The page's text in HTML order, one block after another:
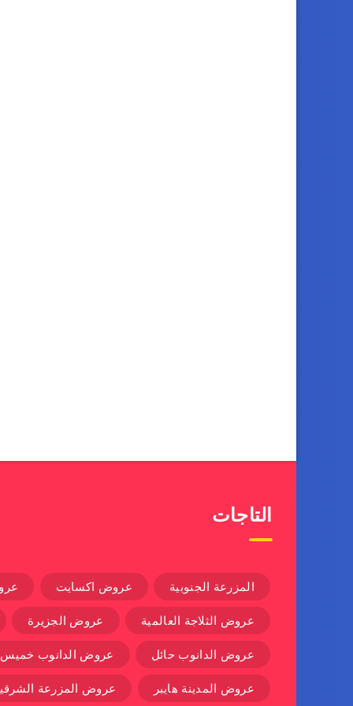
التاجات
المزرعة الجنوبية عروض اكسايت
عروض الثلاجة العالمية عروض الجزيرة
عروض الدانوب حائل عروض الدانوب
عروض المدينة هايبر عروض المزرعة